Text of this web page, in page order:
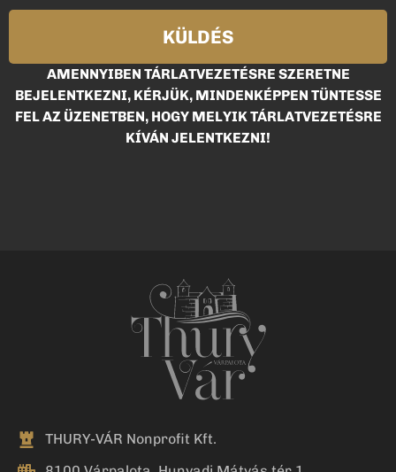
KÜLDÉS
AMENNYIBEN TÁRLATVEZETÉSRE SZERETNE
BEJELENTKEZNI, KÉRJÜK, MINDENKÉPPEN TÜNTESSE
FEL AZ ÜZENETBEN, HOGY MELYIK TÁRLATVEZETÉSRE
KÍVÁN JELENTKEZNI!
THURY-VÁR Nonprofit Kft.